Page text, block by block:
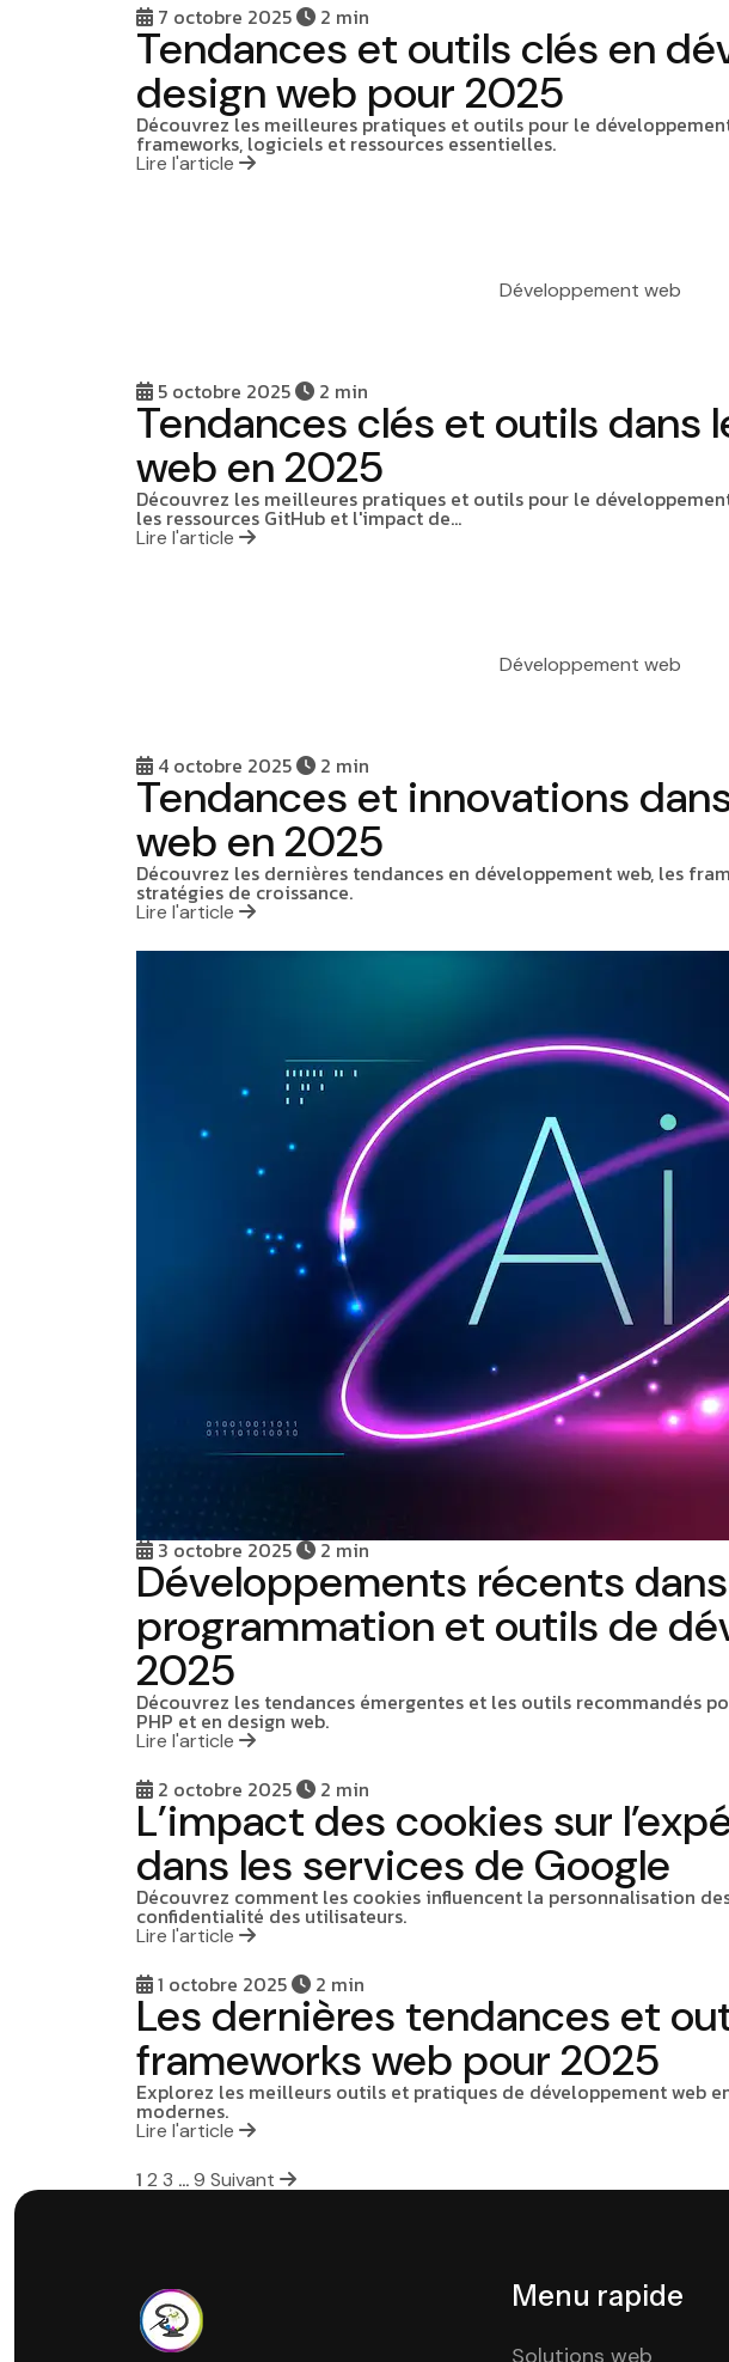
7 octobre 2025 2 min
Tendances et outils clés en
design web pour 2025
Découvrez les meilleures pratiques et outils pour le
frameworks, logiciels et ressources essentielles.
Lire l'article
Développement web
5 octobre 2025 2 min
Tendances clés et outils dans
web en 2025
Découvrez les meilleures pratiques et outils pour le
les ressources GitHub et l'impact de…
Lire l'article
Développement web
4 octobre 2025 2 min
Tendances et innovations
web en 2025
Découvrez les dernières tendances en développement web, les
stratégies de croissance.
Lire l'article
3 octobre 2025 2 min
Développements récents
programmation et outils de
2025
Découvrez les tendances émergentes et les outils recommandés
PHP et en design web.
Lire l'article
2 octobre 2025 2 min
L’impact des cookies sur
dans les services de Google
Découvrez comment les cookies influencent la personnalisation
confidentialité des utilisateurs.
Lire l'article
1 octobre 2025 2 min
Les dernières tendances et
frameworks web pour 2025
Explorez les meilleurs outils et pratiques de développement web
modernes.
Lire l'article
Pagination
publications
1 2 3 …9 Suivant
Menu rapide
Solutions web